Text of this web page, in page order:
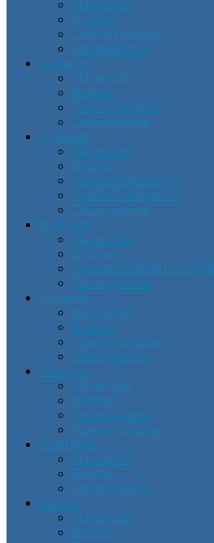
Mannschaft
Berichte
Tabelle/Spielplan
Trainingszeiten
B-Jugend
Mannschaft
Berichte
Tabelle/Spielplan
Trainingszeiten
C-Jugend
Mannschaft
Berichte
Tabelle/Spielplan C1
Tabelle/Spielplan C2
Trainingszeiten
D-Jugend
Mannschaft
Berichte
Tabelle/Spielplan D-Jugend
Trainingszeiten
E-Jugend
Mannschaft
Berichte
Tabelle/Spielplan
Trainingszeiten
F-Jugend
Mannschaft
Berichte
Trainingszeiten
Tabelle/Spielplan
SuperMinis
Mannschaft
Berichte
Trainingszeiten
Krümel
Mannschaft
Berichte